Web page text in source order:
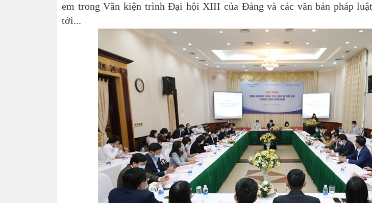
em trong Văn kiện trình Đại hội XIII của Đảng và các văn bản pháp
tới...